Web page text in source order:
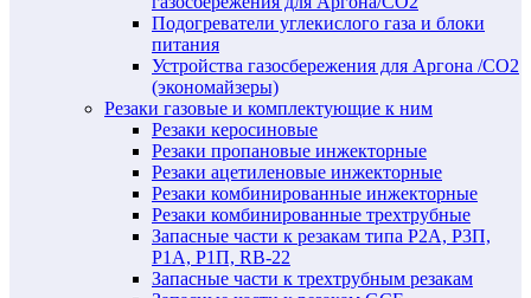
Подогреватели углекислого газа и блоки
питания
Устройства газосбережения для Аргона /СО2
(экономайзеры)
Резаки газовые и комплектующие к ним
Резаки керосиновые
Резаки пропановые инжекторные
Резаки ацетиленовые инжекторные
Резаки комбинированные инжекторные
Резаки комбинированные трехтрубные
Запасные части к резакам типа Р2А, Р3П,
Р1А, Р1П, RB-22
Запасные части к трехтрубным резакам